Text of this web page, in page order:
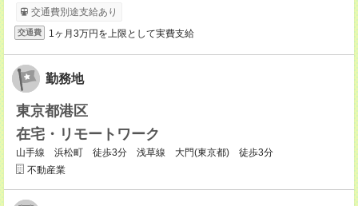
交通費別途支給あり
交通費 1ヶ月3万円を上限として実費支給
勤務地
東京都港区
在宅・リモートワーク
山手線 浜松町 徒歩3分 浅草線 大門(東京都) 徒歩3分
不動産業